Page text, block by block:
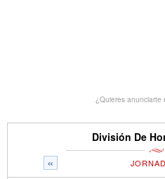
¿Quieres anunciarte
División De
«